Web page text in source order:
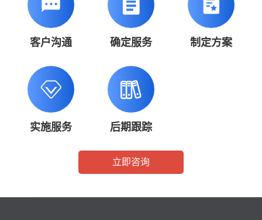
客户沟通 确定服务 制定方案
实施服务 后期跟踪
立即咨询